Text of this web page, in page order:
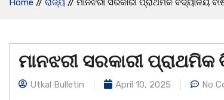
ମାନଝରୀ ସରକାରୀ
Utkal Bulletin April 10, 2025 No